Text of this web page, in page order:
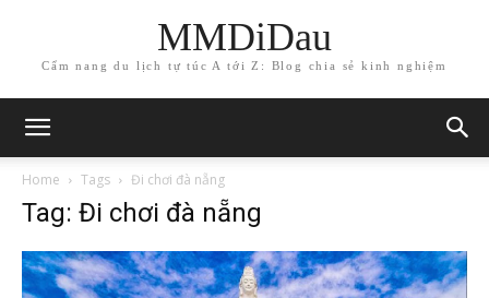
MMDiDau
Cẩm nang du lịch tự túc A tới Z: Blog chia sẻ kinh nghiệm
Home Tags Đi chơi đà nẵng
Tag: Đi chơi đà nẵng